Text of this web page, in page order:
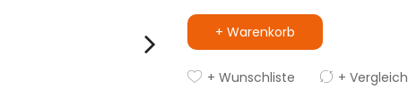
+ Warenkorb
+ Wunschliste + Vergleich